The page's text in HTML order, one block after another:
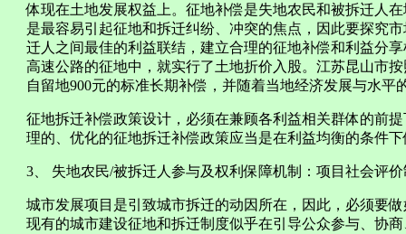
体现在土地发展权益上。征地补偿是失地农民和被拆迁人
是最容易引起征地和拆迁纠纷、冲突的焦点，因此要探究
迁人之间最佳的利益联结，建立合理的征地补偿和利益分
高速公路的征地中，就实行了土地折价入股。江苏昆山市
自留地900元的标准长期补偿，并随着当地经济发展与水平
征地拆迁补偿政策设计，必须在兼顾各利益相关群体的前
理的、优化的征地拆迁补偿政策应当是在利益均衡的条件
3、 失地农民/被拆迁人参与及权利保障机制：项目社会评
城市发展项目是引致城市拆迁的动因所在，因此，必须要
现有的城市建设征地和拆迁制度似乎在引导公众参与、协